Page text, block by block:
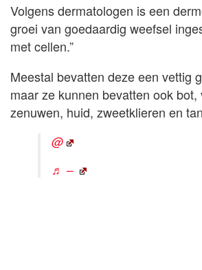
Volgens dermatologen is een
groei van goedaardig weefsel
met cellen.”
Meestal bevatten deze een vettig
maar ze kunnen bevatten ook bot,
zenuwen, huid, zweetklieren en
@
♬ –